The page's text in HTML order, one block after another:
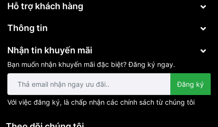
Hỗ trợ khách hàng
Thông tin
Nhận tin khuyến mãi
Bạn muốn nhận khuyến mãi đặc biệt? Đăng ký ngay.
Đăng ký
Với việc đăng ký, là chấp nhận các chính sách từ chúng tôi